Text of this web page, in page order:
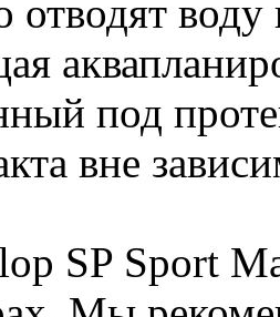
воду
под
вне
SP Sport